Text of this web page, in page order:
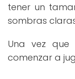
tener un
sombras
Una vez que
comenzar a